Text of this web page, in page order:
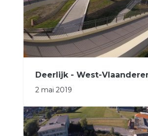
Deerlijk - West-
2 mai 2019